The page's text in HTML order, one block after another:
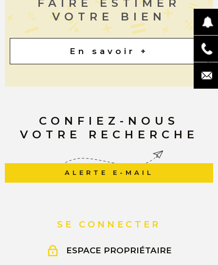
FAIRE ESTIMER
VOTRE BIEN
En savoir +
CONFIEZ-NOUS
VOTRE RECHERCHE
ALERTE E-MAIL
SE CONNECTER
ESPACE PROPRIÉTAIRE